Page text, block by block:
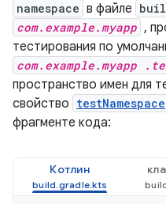
namespace в файле
com.example.myapp ,
тестирования по
com.example.myapp
пространство имен для
свойство testNamespace
фрагменте кода:
Котлин